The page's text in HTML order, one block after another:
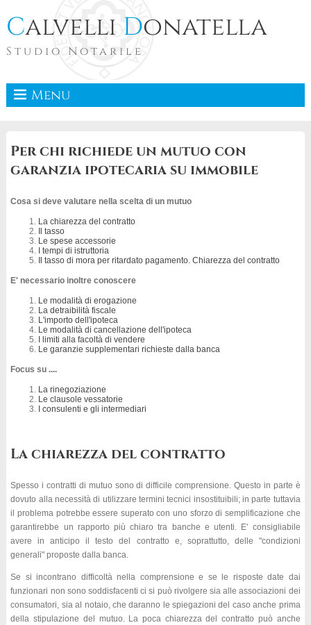
Calvelli Donatella
Studio Notarile
Menu
Per chi richiede un mutuo con
garanzia ipotecaria su immobile
Cosa si deve valutare nella scelta di un mutuo
La chiarezza del contratto
Il tasso
Le spese accessorie
I tempi di istruttoria
Il tasso di mora per ritardato pagamento. Chiarezza del contratto
E' necessario inoltre conoscere
Le modalità di erogazione
La detraibilità fiscale
L'importo dell'ipoteca
Le modalità di cancellazione dell'ipoteca
I limiti alla facoltà di vendere
Le garanzie supplementari richieste dalla banca
Focus su ....
La rinegoziazione
Le clausole vessatorie
I consulenti e gli intermediari
La chiarezza del contratto
Spesso i contratti di mutuo sono di difficile comprensione. Questo in parte è
dovuto alla necessità di utilizzare termini tecnici insostituibili; in parte tuttavia
il problema potrebbe essere superato con uno sforzo di semplificazione che
garantirebbe un rapporto più chiaro tra banche e utenti. E' consigliabile
avere in anticipo il testo del contratto e, soprattutto, delle "condizioni
generali" proposte dalla banca.
Se si incontrano difficoltà nella comprensione e se le risposte date dai
funzionari non sono soddisfacenti ci si può rivolgere sia alle associazioni dei
consumatori, sia al notaio, che daranno le spiegazioni del caso anche prima
della stipulazione del mutuo. La poca chiarezza del contratto può anche